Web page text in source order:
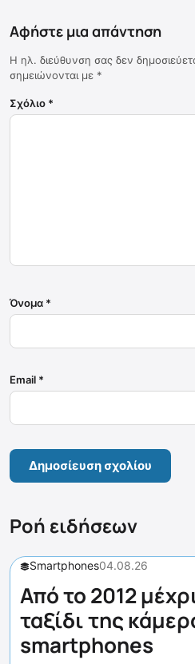
Αφήστε μια απάντηση
Η ηλ. διεύθυνση σας δεν
σημειώνονται με *
Σχόλιο *
Όνομα *
Email *
Ροή ειδήσεων
Smartphones04.08.26
Από το 2012
ταξίδι της
smartphones